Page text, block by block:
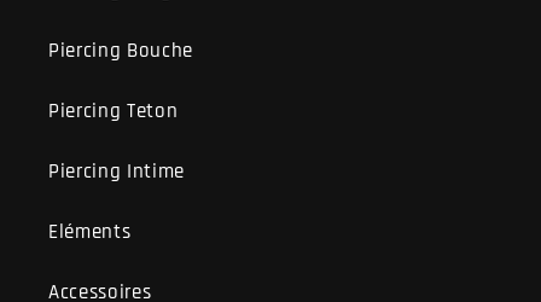
Piercing Bouche
Piercing Teton
Piercing Intime
Eléments
Accessoires